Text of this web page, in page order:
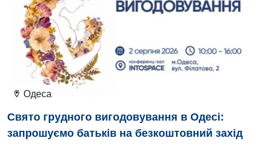
Відділення інтенсивної терапії
Відділення кардіосудинної патології та неврології
Відділення невідкладних станів
Гастроентерологія
Гематологія
Гінекологічне відділення
Одеса
Свято грудного вигодовування в Одесі:
запрошуємо батьків на безкоштовний захід